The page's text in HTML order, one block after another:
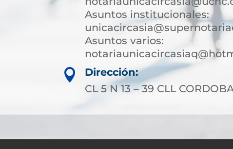
Asuntos institucionales:
Asuntos varios:

Dirección:
CL 5 N 13 – 39 CLL